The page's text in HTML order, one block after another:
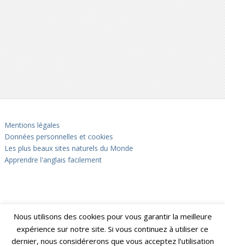
Mentions légales
Données personnelles et cookies
Les plus beaux sites naturels du Monde
Apprendre l'anglais facilement
Nous utilisons des cookies pour vous garantir la meilleure
expérience sur notre site. Si vous continuez à utiliser ce
dernier, nous considérerons que vous acceptez l'utilisation